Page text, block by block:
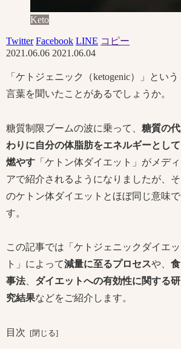
Keto
Twitter Facebook LINE コピー
2021.06.06 2021.06.04
「ケトジェニック（ketogenic）」という
言葉を聞いたことがあるでしょうか。
糖質制限ブームの波に乗って、糖質の代
わりに自分の体脂肪をエネルギーとして
燃やす 「ケトン体ダイエット」がメディ
アで紹介されるようになりましたが、そ
のケトン体ダイエットとほぼ同じ意味で
す。
この記事では「ケトジェニックダイエッ
ト」によって減量に至るプロセスや、食
事法、 ダイエットへの有効性に関する研
究結果などをご紹介します。
目次